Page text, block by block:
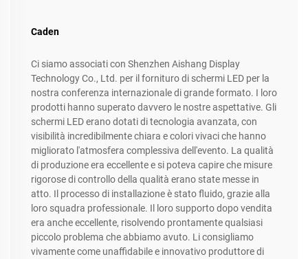
Caden
Ci siamo associati con Shenzhen Aishang Display
Technology Co., Ltd. per il fornituro di schermi LED per la
nostra conferenza internazionale di grande formato. I loro
prodotti hanno superato davvero le nostre aspettative. Gli
schermi LED erano dotati di tecnologia avanzata, con
visibilità incredibilmente chiara e colori vivaci che hanno
migliorato l'atmosfera complessiva dell'evento. La qualità
di produzione era eccellente e si poteva capire che misure
rigorose di controllo della qualità erano state messe in
atto. Il processo di installazione è stato fluido, grazie alla
loro squadra professionale. Il loro supporto dopo vendita
era anche eccellente, risolvendo prontamente qualsiasi
piccolo problema che abbiamo avuto. Li consigliamo
vivamente come unaffidabile e innovativo produttore di